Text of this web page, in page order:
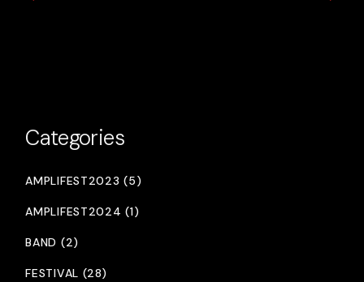
Categories
AMPLIFEST2023 (5)
AMPLIFEST2024 (1)
BAND (2)
FESTIVAL (28)